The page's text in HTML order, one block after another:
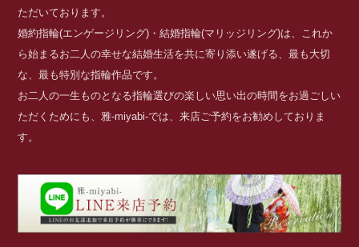
ただいております。
婚約指輪(エンゲージリング)・結婚指輪(マリッジリング)は、これか
ら始まるお二人の幸せな結婚生活を共に寄り添い遂げる、最も大切
な、最も特別な指輪作品です。
お二人の一生ものとなる指輪選びの楽しい思い出の時間をお過ごしい
ただくためにも、雅-miyabi-では、来店ご予約をお勧めしておりま
す。